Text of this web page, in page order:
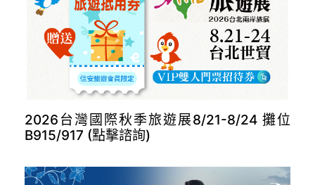
2026台灣國際秋季旅遊展8/21-8/24 攤位
B915/917 (點擊諮詢)